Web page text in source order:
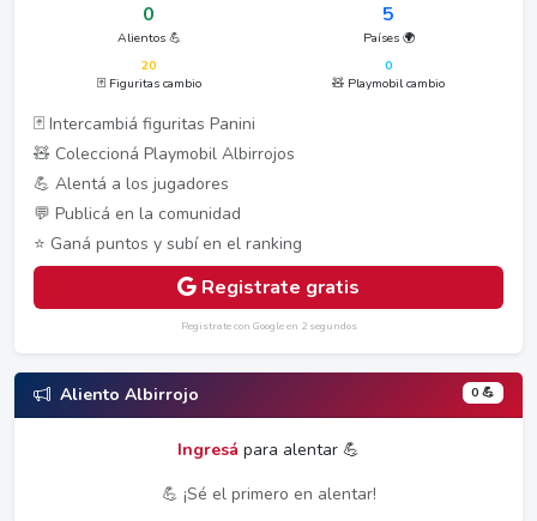
0
Alientos 💪
5
Países 🌍
20
🃏 Figuritas cambio
0
🧸 Playmobil cambio
🃏 Intercambiá figuritas Panini
🧸 Coleccioná Playmobil Albirrojos
💪 Alentá a los jugadores
💬 Publicá en la comunidad
⭐ Ganá puntos y subí en el ranking
Registrate gratis
Registrate con Google en 2 segundos
Aliento Albirrojo 0 💪
Ingresá para alentar 💪
💪 ¡Sé el primero en alentar!